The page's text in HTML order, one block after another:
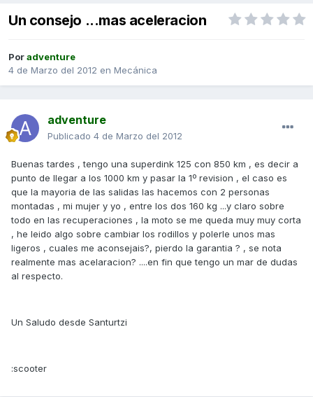
Un consejo ...mas aceleracion
Poradventure
4 de Marzo del 2012 en Mecánica
adventure
Publicado 4 de Marzo del 2012
Buenas tardes , tengo una superdink 125 con 850 km , es decir a
punto de llegar a los 1000 km y pasar la 1º revision , el caso es
que la mayoria de las salidas las hacemos con 2 personas
montadas , mi mujer y yo , entre los dos 160 kg ...y claro sobre
todo en las recuperaciones , la moto se me queda muy muy corta
, he leido algo sobre cambiar los rodillos y polerle unos mas
ligeros , cuales me aconsejais?, pierdo la garantia ? , se nota
realmente mas acelaracion? ....en fin que tengo un mar de dudas
al respecto.
Un Saludo desde Santurtzi
:scooter